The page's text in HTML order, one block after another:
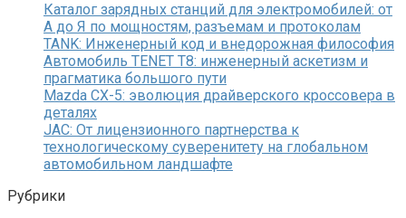
Каталог зарядных станций для электромобилей: от
А до Я по мощностям, разъемам и протоколам
TANK: Инженерный код и внедорожная философия
Автомобиль TENET T8: инженерный аскетизм и
прагматика большого пути
Mazda CX-5: эволюция драйверского кроссовера в
деталях
JAC: От лицензионного партнерства к
технологическому суверенитету на глобальном
автомобильном ландшафте
Рубрики